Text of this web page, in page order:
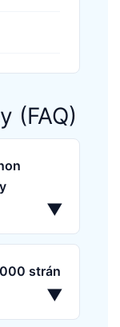
(FAQ)
▼
strán
▼